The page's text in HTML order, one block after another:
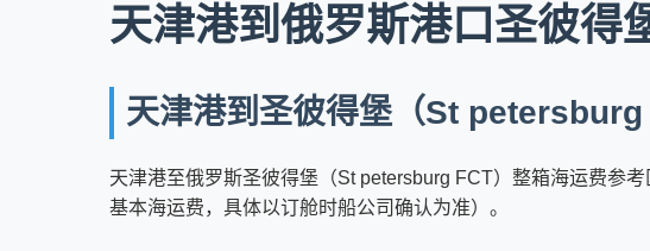
天津港到俄罗斯港口圣彼
天津港到圣彼得堡（St
天津港至俄罗斯圣彼得堡（St petersburg FCT）整箱海运费参
基本海运费，具体以订舱时船公司确认为准）。